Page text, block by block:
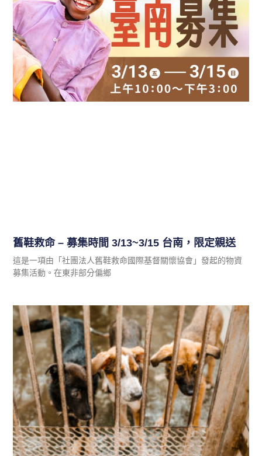
舊鞋救命 – 募集時間 3/13~3/15 台南，限定親送
這是一項由「社團法人舊鞋救命國際基督關懷協會」發起的物資
募集活動。在東非部分偏鄉